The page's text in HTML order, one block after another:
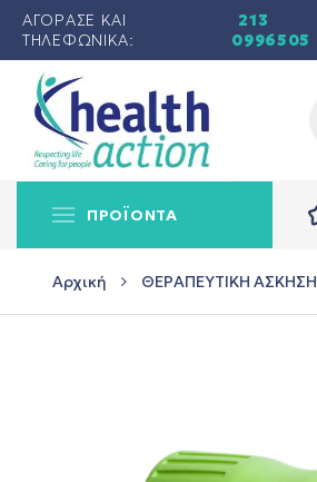
ΑΓΟΡΑΣΕ ΚΑΙ
ΤΗΛΕΦΩΝΙΚΑ:
213
0996505
ΠΡΟΪΟΝΤΑ
Αρχική ΘΕΡΑΠΕΥΤΙΚΗ ΑΣΚΗΣΗ